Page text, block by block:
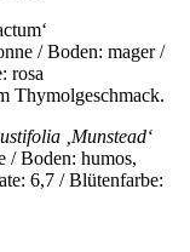
/ Boden: mager /
rosa
Thymolgeschmack.
‚Munstead‘
/ Boden: humos,
6,7 / Blütenfarbe: